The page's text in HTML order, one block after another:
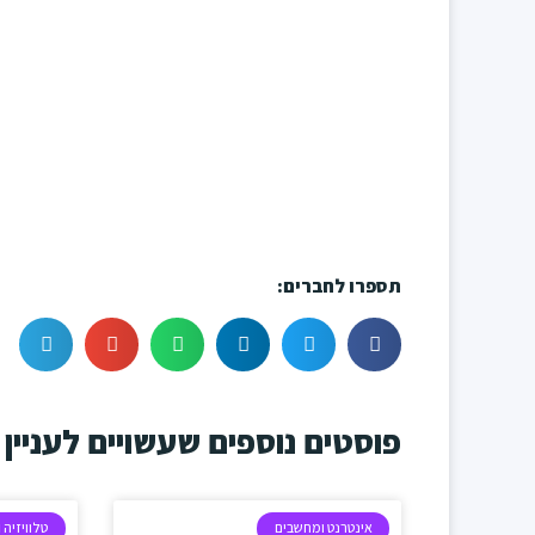
תספרו לחברים:
פוסטים נוספים שעשויים
אינטרנט ומחשבים